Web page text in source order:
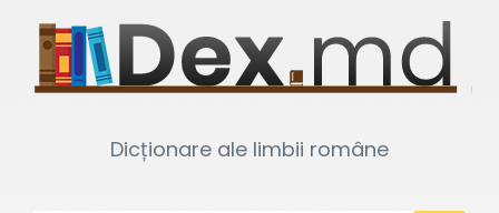
Dicționare ale limbii române